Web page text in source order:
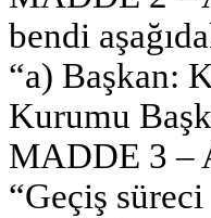
bendi
“a) Başkan:
Kurumu
MADDE 3 –
“Geçiş süreci